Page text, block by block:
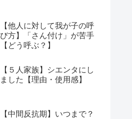
【他人に対して我が子の呼
び方】「さん付け」が苦手
【どう呼ぶ？】
【５人家族】シエンタにし
ました【理由・使用感】
【中間反抗期】いつまで？